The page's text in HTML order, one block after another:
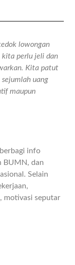
lowongan
kita perlu jeli dan
Kita patut
uang
maupun
info
BUMN, dan
Selain
motivasi seputar